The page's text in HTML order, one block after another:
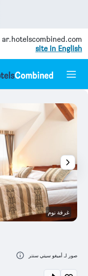
ar.hotelscombined.com
site in English
غرفة نوم
صور لـ أميغو سيتي سنتر